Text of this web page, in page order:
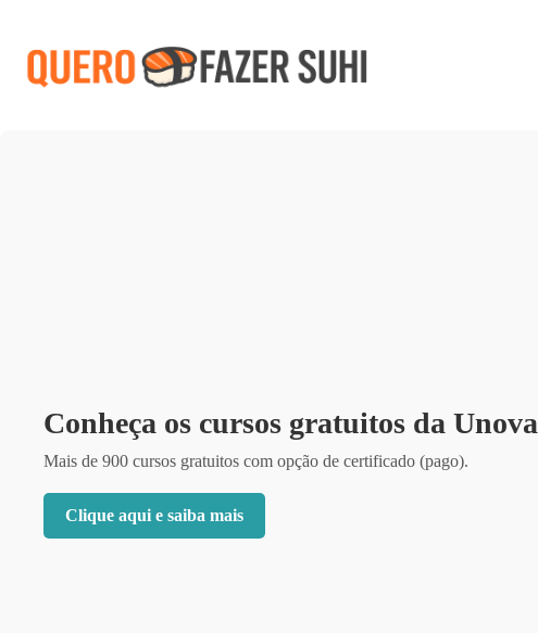
Conheça os cursos gratuitos da Unova
Mais de 900 cursos gratuitos com opção de certificado (pago).
Clique aqui e saiba mais